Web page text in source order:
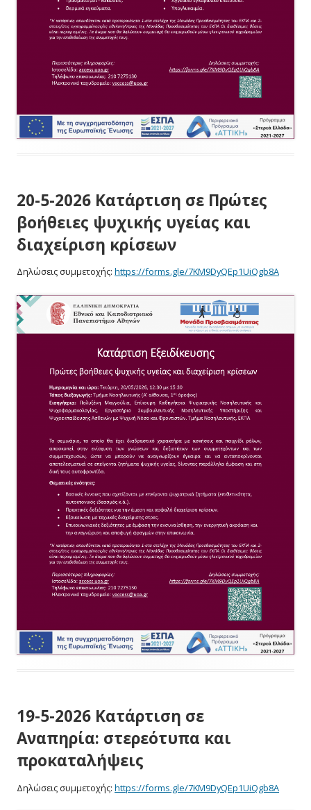
20-5-2026 Κατάρτιση σε Πρώτες
βοήθειες ψυχικής υγείας και
διαχείριση κρίσεων
Δηλώσεις συμμετοχής: https://forms.gle/7KM9DyQEp1UiQgb8A
19-5-2026 Κατάρτιση σε
Αναπηρία: στερεότυπα και
προκαταλήψεις
Δηλώσεις συμμετοχής: https://forms.gle/7KM9DyQEp1UiQgb8A